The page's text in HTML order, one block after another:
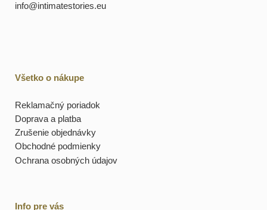
info@intimatestories.eu
Všetko o nákupe
Reklamačný poriadok
Doprava a platba
Zrušenie objednávky
Obchodné podmienky
Ochrana osobných údajov
Info pre vás